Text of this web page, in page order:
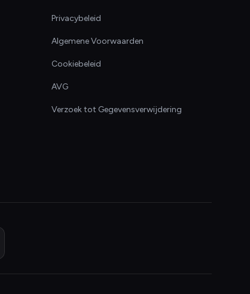
Privacybeleid
Algemene Voorwaarden
Cookiebeleid
AVG
Verzoek tot Gegevensverwijdering